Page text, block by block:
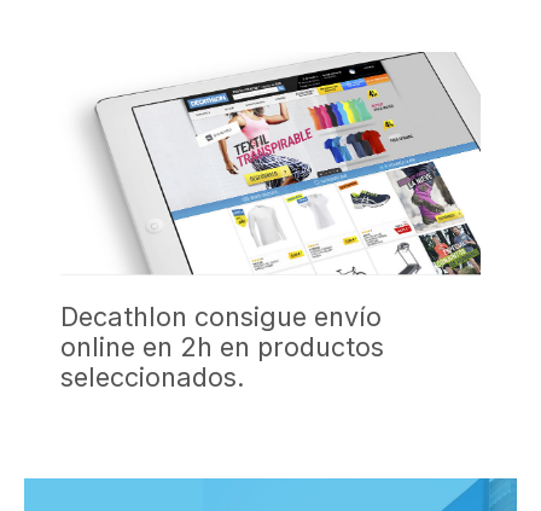
Decathlon consigue envío
online en 2h en productos
seleccionados.